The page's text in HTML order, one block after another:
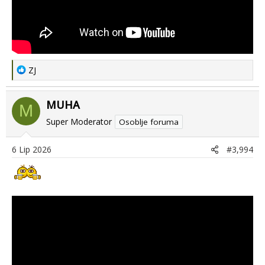
R
e
a
c
t
n
s
:
ZJ
M MUHA
Super Moderator Osoblje foruma
6 Lip 2026 #3,994